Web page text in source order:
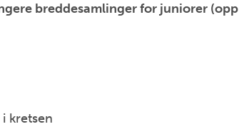
breddesamlinger for juniorer (opp
kretsen